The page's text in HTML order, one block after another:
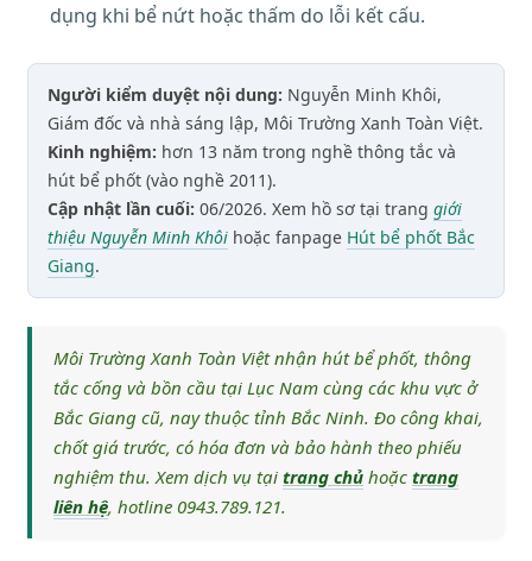
dụng khi bể nứt hoặc thấm do lỗi kết cấu.
Người kiểm duyệt nội dung: Nguyễn Minh Khôi,
Giám đốc và nhà sáng lập, Môi Trường Xanh Toàn Việt.
Kinh nghiệm: hơn 13 năm trong nghề thông tắc và
hút bể phốt (vào nghề 2011).
Cập nhật lần cuối: 06/2026. Xem hồ sơ tại trang giới
thiệu Nguyễn Minh Khôi hoặc fanpage Hút bể phốt Bắc
Giang.
Môi Trường Xanh Toàn Việt nhận hút bể phốt, thông
tắc cống và bồn cầu tại Lục Nam cùng các khu vực ở
Bắc Giang cũ, nay thuộc tỉnh Bắc Ninh. Đo công khai,
chốt giá trước, có hóa đơn và bảo hành theo phiếu
nghiệm thu. Xem dịch vụ tại trang chủ hoặc trang
liên hệ, hotline 0943.789.121.